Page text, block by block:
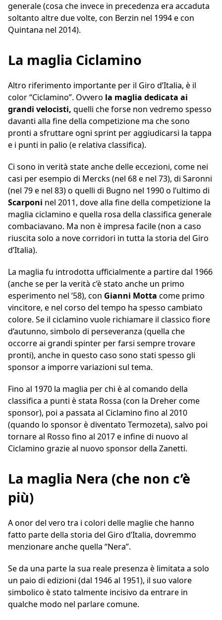
generale (cosa che invece in precedenza era accaduta
soltanto altre due volte, con Berzin nel 1994 e con
Quintana nel 2014).
La maglia Ciclamino
Altro riferimento importante per il Giro d’Italia, è il
color “Ciclamino”. Ovvero la maglia dedicata ai
grandi velocisti, quelli che forse non vedremo spesso
davanti alla fine della competizione ma che sono
pronti a sfruttare ogni sprint per aggiudicarsi la tappa
e i punti in palio (e relativa classifica).
Ci sono in verità state anche delle eccezioni, come nei
casi per esempio di Mercks (nel 68 e nel 73), di Saronni
(nel 79 e nel 83) o quelli di Bugno nel 1990 o l’ultimo di
Scarponi nel 2011, dove alla fine della competizione la
maglia ciclamino e quella rosa della classifica generale
combaciavano. Ma non è impresa facile (non a caso
riuscita solo a nove corridori in tutta la storia del Giro
d’Italia).
La maglia fu introdotta ufficialmente a partire dal 1966
(anche se per la verità c’è stato anche un primo
esperimento nel ’58), con Gianni Motta come primo
vincitore, e nel corso del tempo ha spesso cambiato
colore. Se il ciclamino vuole richiamare il classico fiore
d’autunno, simbolo di perseveranza (quella che
occorre ai grandi spinter per farsi sempre trovare
pronti), anche in questo caso sono stati spesso gli
sponsor a imporre variazioni sul tema.
Fino al 1970 la maglia per chi è al comando della
classifica a punti è stata Rossa (con la Dreher come
sponsor), poi a passata al Ciclamino fino al 2010
(quando lo sponsor è diventato Termozeta), salvo poi
tornare al Rosso fino al 2017 e infine di nuovo al
Ciclamino grazie al nuovo sponsor della Zanetti.
La maglia Nera (che non c’è
più)
A onor del vero tra i colori delle maglie che hanno
fatto parte della storia del Giro d’Italia, dovremmo
menzionare anche quella “Nera”.
Se da una parte la sua reale presenza è limitata a solo
un paio di edizioni (dal 1946 al 1951), il suo valore
simbolico è stato talmente incisivo da entrare in
qualche modo nel parlare comune.